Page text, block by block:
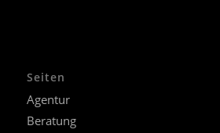
Seiten
Agentur
Beratung